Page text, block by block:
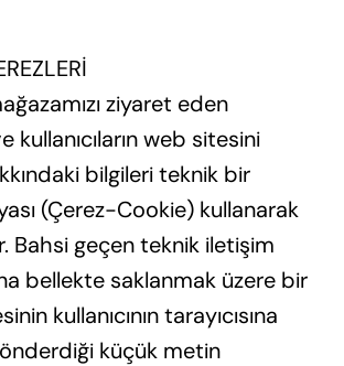
ziyaret eden
kullanıcıların web sitesini
bilgileri teknik bir
(Çerez-Cookie) kullanarak
Bahsi geçen teknik iletişim
bellekte saklanmak üzere bir
kullanıcının tarayıcısına
küçük metin